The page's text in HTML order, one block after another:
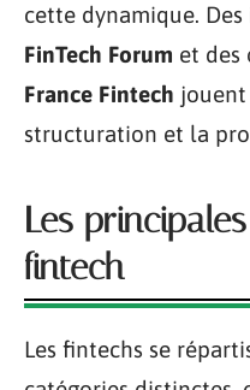
cette dynamique.
FinTech Forum et des
France Fintech
structuration et la
Les
fintech
Les fintechs se